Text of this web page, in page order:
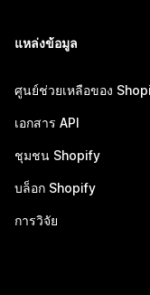
แหล่งข้อมูล
ศูนย์ช่วยเหลือของ
เอกสาร API
ชุมชน Shopify
บล็อก Shopify
การวิจัย